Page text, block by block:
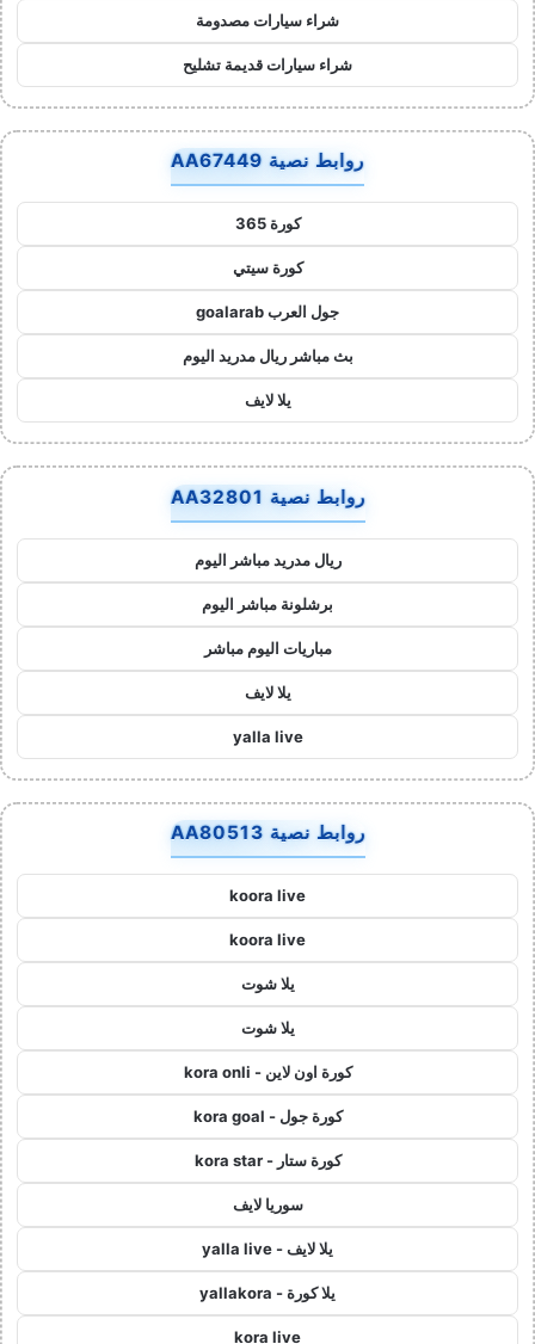
شراء سيارات مصدومة
شراء سيارات قديمة تشليح
روابط نصية AA67449
كورة 365
كورة سيتي
جول العرب goalarab
بث مباشر ريال مدريد اليوم
يلا لايف
روابط نصية AA32801
ريال مدريد مباشر اليوم
برشلونة مباشر اليوم
مباريات اليوم مباشر
يلا لايف
yalla live
روابط نصية AA80513
koora live
koora live
يلا شوت
يلا شوت
كورة اون لاين - kora onli
كورة جول - kora goal
كورة ستار - kora star
سوريا لايف
يلا لايف - yalla live
يلا كورة - yallakora
kora live